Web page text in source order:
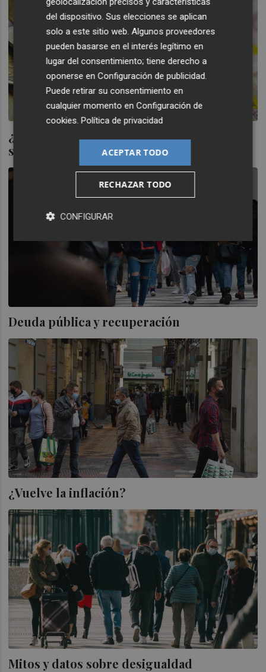
¿Y si ahorrar demasiado pudiera llegar a
ser malo?
Deuda pública y recuperación
¿Vuelve la inflación?
Mitos y datos sobre desigualdad
del dispositivo. Sus elecciones se aplican
solo a este sitio web. Algunos proveedores
pueden basarse en el interés legítimo en
lugar del consentimiento; tiene derecho a
oponerse enConfiguración de publicidad.
Puede retirar su consentimiento en
cualquier momento enConfiguración de
cookies.Política de privacidad
ACEPTAR TODO
RECHAZAR TODO
CONFIGURAR